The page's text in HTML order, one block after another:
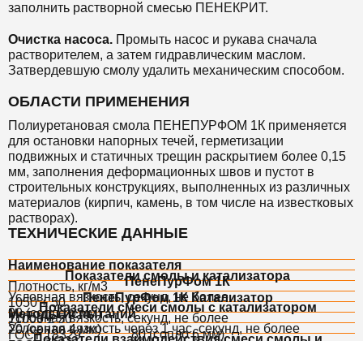
заполнить растворной смесью ПЕНЕКРИТ.
Очистка насоса. Промыть насос и рукава сначала
растворителем, а затем гидравлическим маслом.
Затвердевшую смолу удалить механическим способом.
ОБЛАСТИ ПРИМЕНЕНИЯ
Полиуретановая смола ПЕНЕПУРФОМ 1К применяется
для остановки напорных течей, герметизации
подвижных и статичных трещин раскрытием более 0,15
мм, заполнения деформационных швов и пустот в
строительных конструкциях, выполненных из различных
материалов (кирпич, камень, в том числе на известковых
растворах).
ТЕХНИЧЕСКИЕ ДАННЫЕ
Наименование показателя
ПенеПурФом 1К
ПенеПурФом 1К Катализатор
Методы испытаний
Показатели смолы и катализатора
Плотность, кг/м3
1050 ± 50
11000 ± 50
ГОСТ 18329
Условная вязкость, секунд, не более
90 (сопло 6 мм)
20 (сопло 4 мм)
Показатели смеси смолы с катализатором
Условная вязкость, секунд, не более
80 (сопло 6 мм)
Условная вязкость через 1 час, секунд, не более